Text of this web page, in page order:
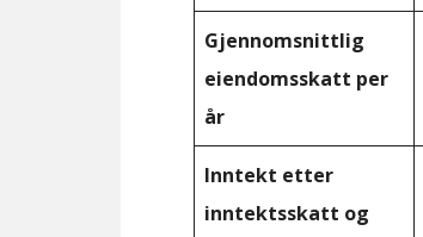
Gjennomsnittlig
eiendomsskatt per
år
Inntekt etter
inntektsskatt og